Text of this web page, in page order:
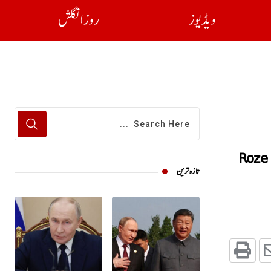
ویڈیوز روز انگلش
تازہ ترین